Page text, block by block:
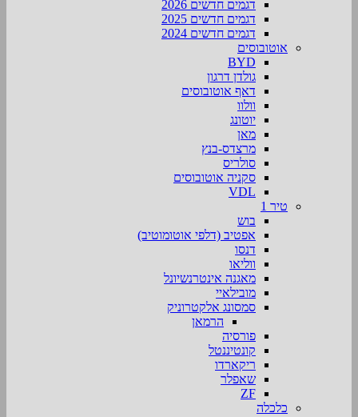
דגמים חדשים 2026
דגמים חדשים 2025
דגמים חדשים 2024
אוטובוסים
BYD
גולדן דרגון
דאף אוטובוסים
וולוו
יוטונג
מאן
מרצדס-בנץ
סולריס
סקניה אוטובוסים
VDL
טיר 1
בוש
אפטיב (דלפי אוטומוטיב)
דנסו
ווליאו
מאגנה אינטרנשיונל
מובילאיי
סמסונג אלקטרוניק
הרמאן
פורסיה
קונטיננטל
ריקארדו
שאפלר
ZF
כלכלה